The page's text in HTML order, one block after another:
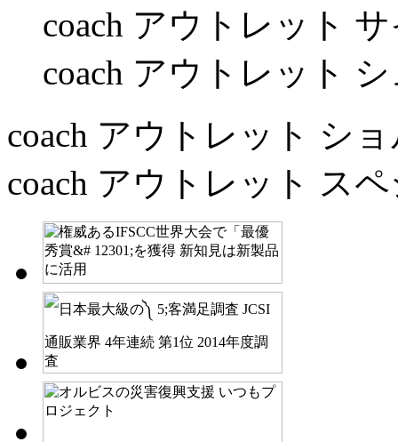
coach アウトレット
coach アウトレット
coach アウトレット シ
coach アウトレット ス